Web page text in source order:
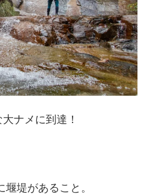
ナメに到達！
堤があること。